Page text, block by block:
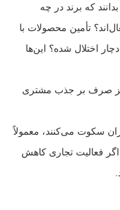
که برند در چه
تأمین محصولات با
اختلال شده؟ این‌ها
صرف بر جذب مشتری
سکوت می‌کنند، معمولاً
فعالیت تجاری کاهش